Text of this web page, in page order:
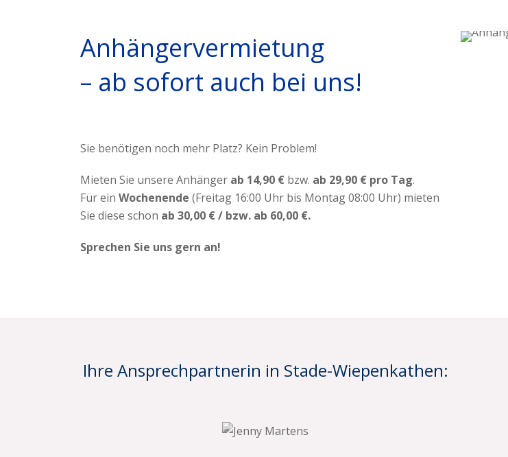
Anhängervermietung
– ab sofort auch bei uns!
Sie benötigen noch mehr Platz? Kein Problem!
Mieten Sie unsere Anhänger ab 14,90 € bzw. ab 29,90 € pro Tag.
Für ein Wochenende (Freitag 16:00 Uhr bis Montag 08:00 Uhr) mieten
Sie diese schon ab 30,00 € / bzw. ab 60,00 €.
Sprechen Sie uns gern an!
Ihre Ansprechpartnerin in Stade-Wiepenkathen: